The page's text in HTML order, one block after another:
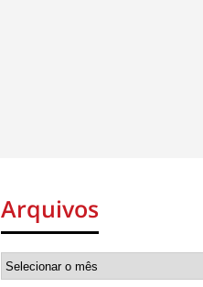
Arquivos